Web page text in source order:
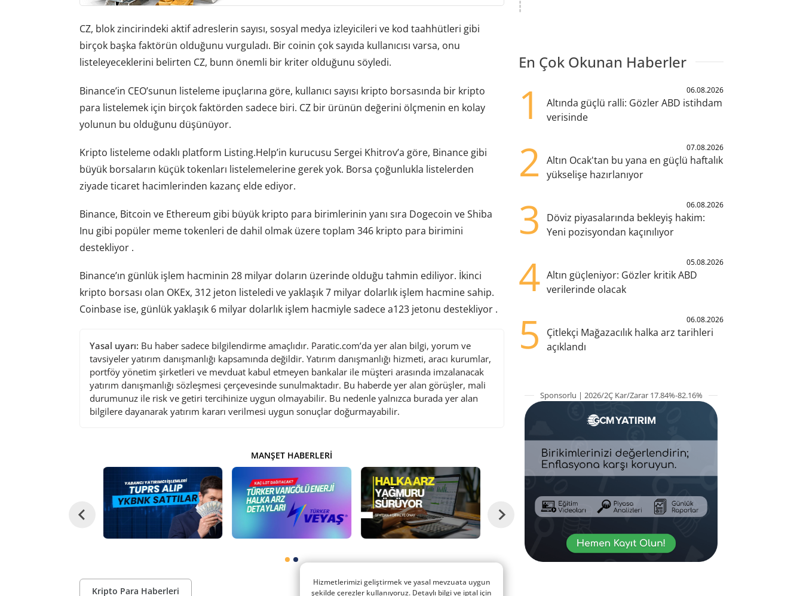
CZ, blok zincirindeki aktif adreslerin sayısı, sosyal medya izleyicileri ve kod taahhütleri gibi
birçok başka faktörün olduğunu vurguladı. Bir coinin çok sayıda kullanıcısı varsa, onu
listeleyeceklerini belirten CZ, bunn önemli bir kriter olduğunu söyledi.
Binance’in CEO’sunun listeleme ipuçlarına göre, kullanıcı sayısı kripto borsasında bir kripto
para listelemek için birçok faktörden sadece biri. CZ bir ürünün değerini ölçmenin en kolay
yolunun bu olduğunu düşünüyor.
Kripto listeleme odaklı platform Listing.Help’in kurucusu Sergei Khitrov’a göre, Binance gibi
büyük borsaların küçük tokenları listelemelerine gerek yok. Borsa çoğunlukla listelerden
ziyade ticaret hacimlerinden kazanç elde ediyor.
Binance, Bitcoin ve Ethereum gibi büyük kripto para birimlerinin yanı sıra Dogecoin ve Shiba
Inu gibi popüler meme tokenleri de dahil olmak üzere toplam 346 kripto para birimini
destekliyor .
Binance’ın günlük işlem hacminin 28 milyar doların üzerinde olduğu tahmin ediliyor. İkinci
kripto borsası olan OKEx, 312 jeton listeledi ve yaklaşık 7 milyar dolarlık işlem hacmine sahip.
Coinbase ise, günlük yaklaşık 6 milyar dolarlık işlem hacmiyle sadece a123 jetonu destekliyor .
Yasal uyarı: Bu haber sadece bilgilendirme amaçlıdır. Paratic.com’da yer alan bilgi, yorum ve
tavsiyeler yatırım danışmanlığı kapsamında değildir. Yatırım danışmanlığı hizmeti, aracı kurumlar,
portföy yönetim şirketleri ve mevduat kabul etmeyen bankalar ile müşteri arasında imzalanacak
yatırım danışmanlığı sözleşmesi çerçevesinde sunulmaktadır. Bu haberde yer alan görüşler, mali
durumunuz ile risk ve getiri tercihinize uygun olmayabilir. Bu nedenle yalnızca burada yer alan
bilgilere dayanarak yatırım kararı verilmesi uygun sonuçlar doğurmayabilir.
MANŞET HABERLERI
Kripto Para Haberleri
En Çok Okunan Haberler
1 06.08.2026
Altında güçlü ralli: Gözler ABD istihdam
verisinde
2 07.08.2026
Altın Ocak'tan bu yana en güçlü haftalık
yükselişe hazırlanıyor
3 06.08.2026
Döviz piyasalarında bekleyiş hakim:
Yeni pozisyondan kaçınılıyor
4 05.08.2026
Altın güçleniyor: Gözler kritik ABD
verilerinde olacak
5 06.08.2026
Çitlekçi Mağazacılık halka arz tarihleri
açıklandı
Sponsorlu | 2026/2Ç Kar/Zarar 17.84%-82.16%
Hizmetlerimizi geliştirmek ve yasal mevzuata uygun
şekilde çerezler kullanıyoruz. Detaylı bilgi ve iptal için